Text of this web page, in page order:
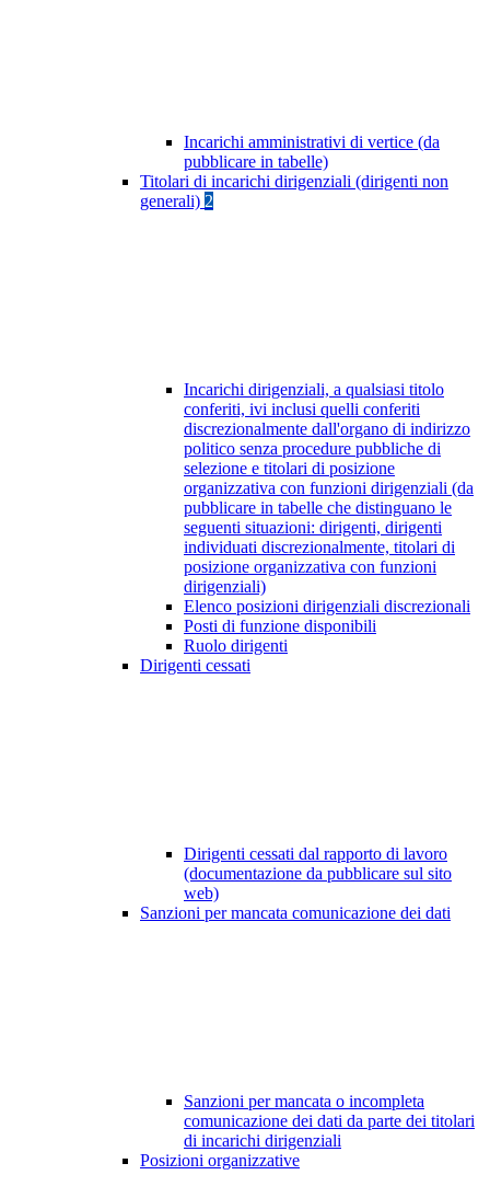
Incarichi amministrativi di vertice (da
pubblicare in tabelle)
Titolari di incarichi dirigenziali (dirigenti non
generali) 2
Incarichi dirigenziali, a qualsiasi titolo
conferiti, ivi inclusi quelli conferiti
discrezionalmente dall'organo di indirizzo
politico senza procedure pubbliche di
selezione e titolari di posizione
organizzativa con funzioni dirigenziali (da
pubblicare in tabelle che distinguano le
seguenti situazioni: dirigenti, dirigenti
individuati discrezionalmente, titolari di
posizione organizzativa con funzioni
dirigenziali)
Elenco posizioni dirigenziali discrezionali
Posti di funzione disponibili
Ruolo dirigenti
Dirigenti cessati
Dirigenti cessati dal rapporto di lavoro
(documentazione da pubblicare sul sito
web)
Sanzioni per mancata comunicazione dei dati
Sanzioni per mancata o incompleta
comunicazione dei dati da parte dei titolari
di incarichi dirigenziali
Posizioni organizzative